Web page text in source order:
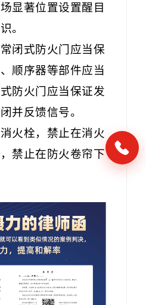
显著位置设置醒目
。
闭式防火门应当保
顺序器等部件应当
防火门应当保证发
并反馈信号。
火栓，禁止在消火
禁止在防火卷帘下